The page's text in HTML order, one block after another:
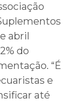
abril
do
“É
e
até